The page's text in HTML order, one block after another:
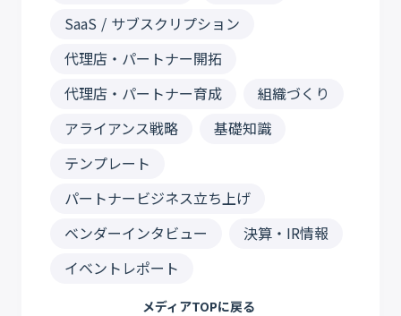
SaaS / サブスクリプション
代理店・パートナー開拓
代理店・パートナー育成
組織づくり
アライアンス戦略
基礎知識
テンプレート
パートナービジネス立ち上げ
ベンダーインタビュー
決算・IR情報
イベントレポート
メディアTOPに戻る